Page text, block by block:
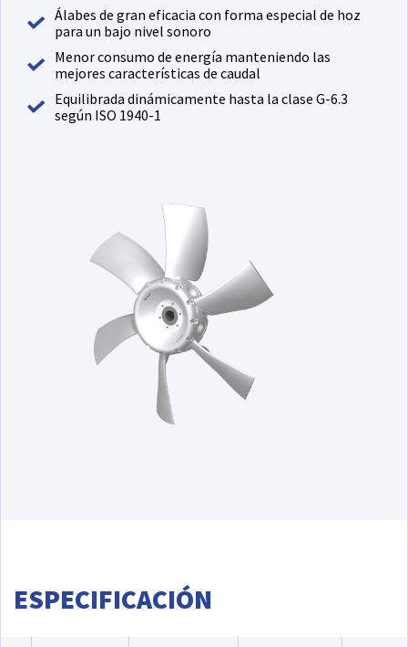
Álabes de gran eficacia con forma especial de hoz
para un bajo nivel sonoro
Menor consumo de energía manteniendo las
mejores características de caudal
Equilibrada dinámicamente hasta la clase G-6.3
según ISO 1940-1
ESPECIFICACIÓN